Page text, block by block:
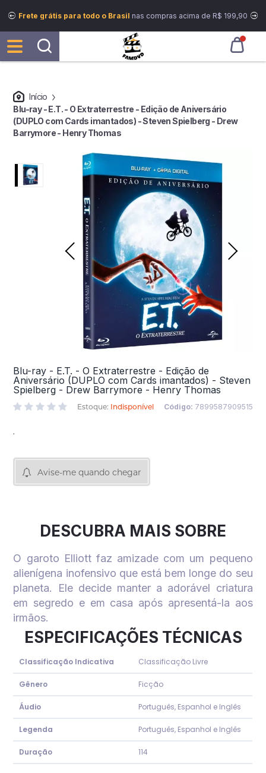
Frete grátis para todo o Brasil nas compras acima de R$ 199,90
Início
Blu-ray - E.T. - O Extraterrestre - Edição de Aniversário
(DUPLO com Cards imantados) - Steven Spielberg - Drew
Barrymore - Henry Thomas
Blu-ray - E.T. - O Extraterrestre - Edição de
Aniversário (DUPLO com Cards imantados) - Steven
Spielberg - Drew Barrymore - Henry Thomas
Estoque: Indisponível Código: 7899587909515
.
Avise-me quando chegar
DESCUBRA MAIS SOBRE
O garoto Elliott faz amizade com um pequeno
alienígena inofensivo que está bem longe do seu
planeta. Ele decide manter a adorável criatura
em segredo e em casa após apresentá-la aos
irmãos.
ESPECIFICAÇÕES TÉCNICAS
Classificação Indicativa Classificação Livre
Gênero Ficção
Áudio Português, Espanhol e Inglês
Legenda Português, Espanhol e Inglês
Duração 114